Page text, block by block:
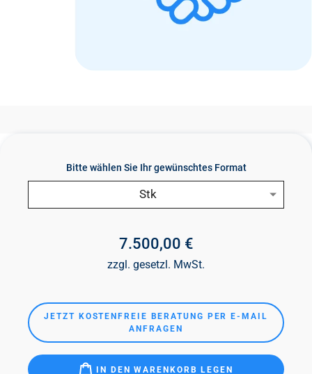
Bitte wählen Sie Ihr gewünschtes Format
Stk
7.500,00 €
zzgl. gesetzl. MwSt.
JETZT KOSTENFREIE BERATUNG PER E-MAIL
ANFRAGEN
IN DEN WARENKORB LEGEN